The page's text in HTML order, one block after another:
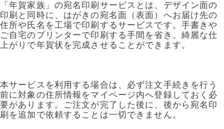
サービス詳細
はがきの常識・マナー
「年賀家族」の宛名印刷サービスとは、デザイン面の
印刷と同時に、はがきの宛名面（表面）へお届け先の
住所や氏名を工場で印刷するサービスです。手書きや
ご自宅のプリンターで印刷する手間を省き、綺麗な仕
上がりで年賀状を完成させることができます。
本サービスを利用する場合は、必ず注文手続きを行う
前に対象の住所情報をマイページ内へ登録しておく必
要があります。ご注文が完了した後に、後から宛名印
刷を追加で依頼することは一切できません。